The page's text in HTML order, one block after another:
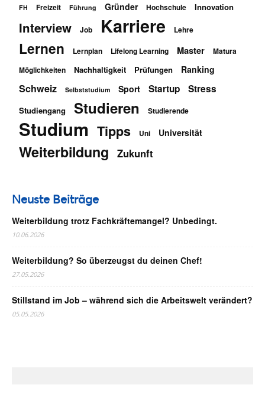
FH Freizeit Führung Gründer Hochschule Innovation
Interview Job Karriere Lehre
Lernen Lernplan Lifelong Learning Master
Matura
Möglichkeiten
Nachhaltigkeit Prüfungen Ranking
Schweiz Selbststudium Sport Startup Stress
Studiengang Studieren Studierende
Studium Tipps Uni Universität
Weiterbildung Zukunft
Neuste Beiträge
Weiterbildung trotz Fachkräftemangel? Unbedingt.
10.06.2026
Weiterbildung? So überzeugst du deinen Chef!
27.05.2026
Stillstand im Job – während sich die Arbeitswelt verändert?
05.05.2026